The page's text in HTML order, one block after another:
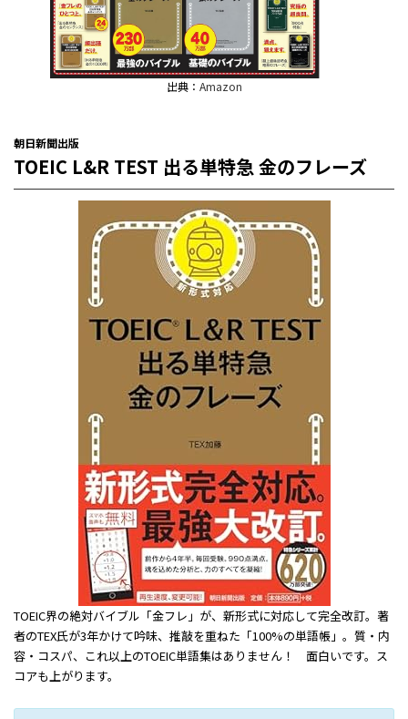
出典： Amazon
朝日新聞出版
TOEIC L&R TEST 出る単特急 金のフレーズ
TOEIC界の絶対バイブル「金フレ」が、新形式に対応して完全改訂。著
者のTEX氏が3年かけて吟味、推敲を重ねた「100%の単語帳」。質・内
容・コスパ、これ以上のTOEIC単語集はありません！ 面白いです。ス
コアも上がります。